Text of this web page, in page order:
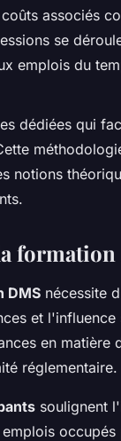
associés
se
emplois du
dédiées qui
notions
formation
DMS nécessite
et
en matière
réglementaire.
soulignent